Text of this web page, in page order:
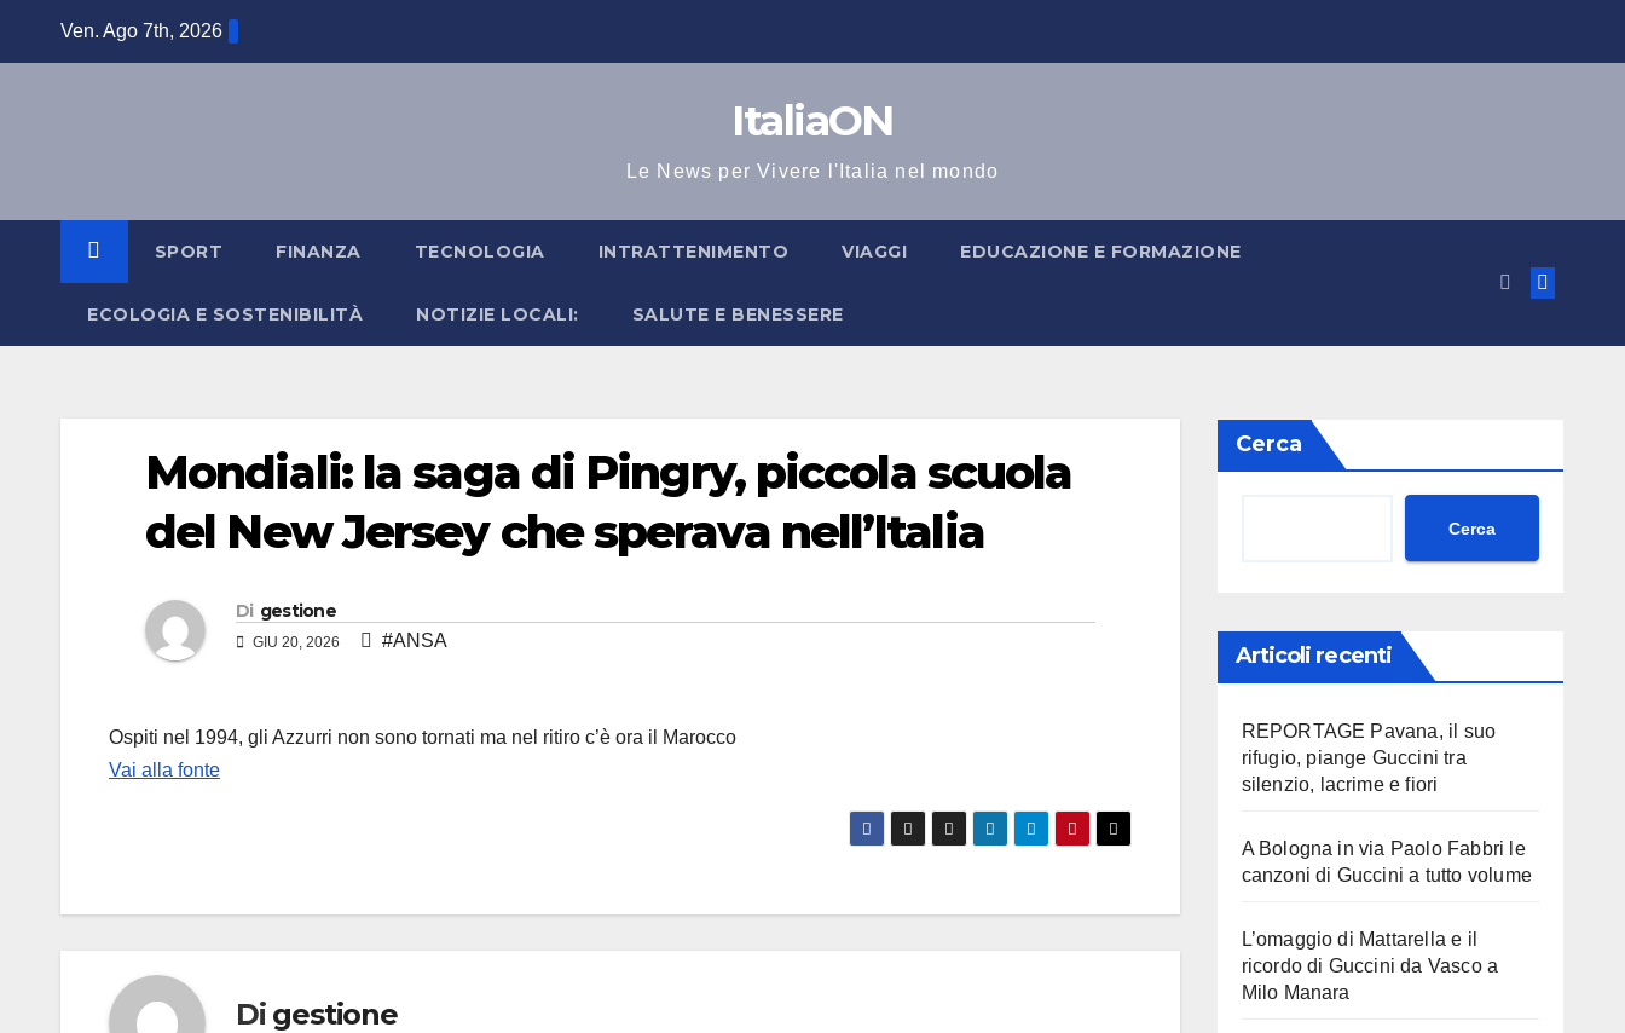
Ven. Ago 7th, 2026
ItaliaON
Le News per Vivere l'Italia nel mondo
SPORT FINANZA TECNOLOGIA INTRATTENIMENTO VIAGGI EDUCAZIONE E FORMAZIONE
ECOLOGIA E SOSTENIBILITÀ NOTIZIE LOCALI: SALUTE E BENESSERE
Mondiali: la saga di Pingry, piccola scuola
del New Jersey che sperava nell’Italia
Di gestione
GIU 20, 2026 #ANSA
Ospiti nel 1994, gli Azzurri non sono tornati ma nel ritiro c’è ora il Marocco
Vai alla fonte
Di gestione
Cerca
Cerca
Articoli recenti
REPORTAGE Pavana, il suo
rifugio, piange Guccini tra
silenzio, lacrime e fiori
A Bologna in via Paolo Fabbri le
canzoni di Guccini a tutto volume
L’omaggio di Mattarella e il
ricordo di Guccini da Vasco a
Milo Manara